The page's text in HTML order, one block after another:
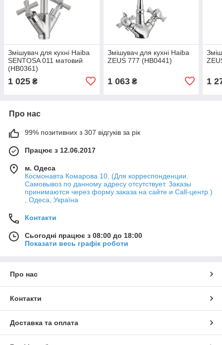
Змішувач для кухні Haiba
SENTOSA 011 матовий
(HB0361)
1 025 ₴
Змішувач для кухні Haiba
ZEUS 777 (HB0441)
1 063₴ 1
Про нас
99% позитивних з 307 відгуків за рік
Працює з 12.06.2017
м. Одеса
Космонавта Комарова 10, (Для корреспонденции.
Самовывоз по данному адресу отсутствует. Заказы
принимаются через форму заказа на сайте и Call-центр.)
, Одеса, Україна
Контакти
Сьогодні працює з 08:00 до 18:00
Показати весь графік роботи
Про нас
Контакти
Доставка та оплата